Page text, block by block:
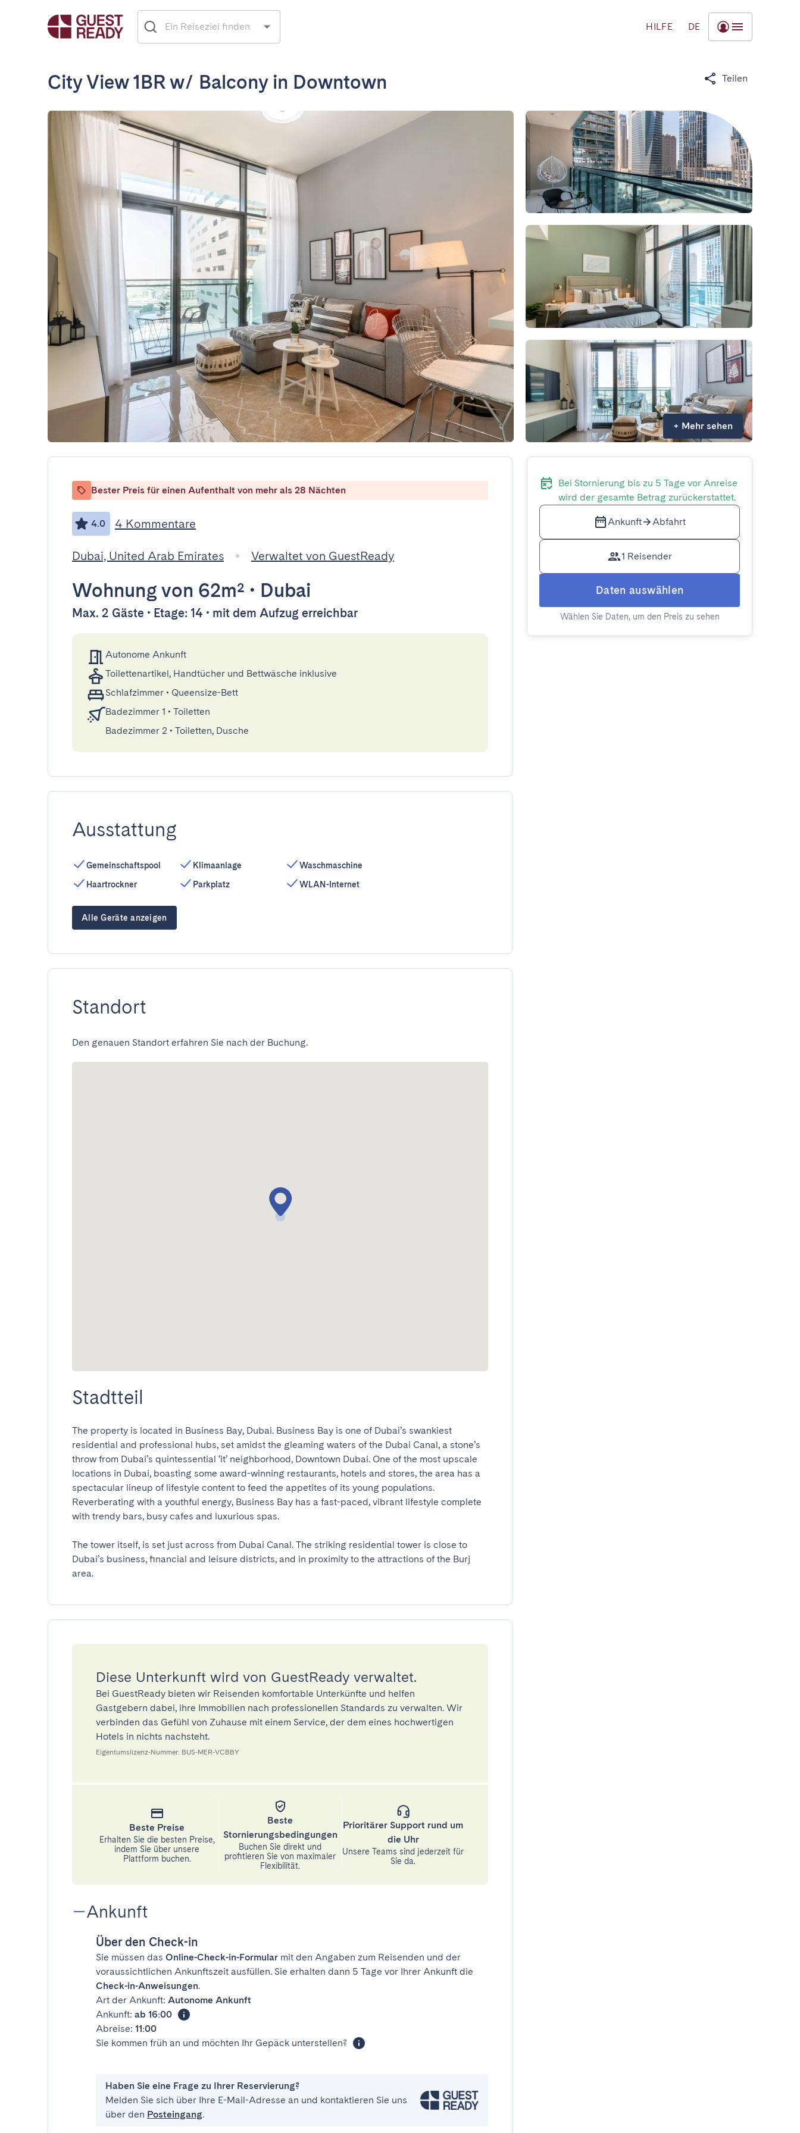
HILFE DE
City View 1BR w/ Balcony in Downtown Teilen
+ Mehr sehen
Bester Preis für einen Aufenthalt von mehr als 28 Nächten
4.0 4 Kommentare
Dubai, United Arab Emirates Verwaltet von GuestReady
Wohnungvon 62m² • Dubai
Max. 2 Gäste • Etage: 14 • mit dem Aufzug erreichbar
Autonome Ankunft
Toilettenartikel, Handtücher und Bettwäsche inklusive
Schlafzimmer • Queensize-Bett
Badezimmer 1 • Toiletten
Badezimmer 2 • Toiletten, Dusche
Ausstattung
Gemeinschaftspool
Haartrockner
Klimaanlage
Parkplatz
Waschmaschine
WLAN-Internet
Alle Geräte anzeigen
Standort
Den genauen Standort erfahren Sie nach der Buchung.
Stadtteil
The property is located in Business Bay, Dubai. Business Bay is one of Dubai’s swankiest
residential and professional hubs, set amidst the gleaming waters of the Dubai Canal, a stone’s
throw from Dubai’s quintessential ‘it’ neighborhood, Downtown Dubai. One of the most upscale
locations in Dubai, boasting some award-winning restaurants, hotels and stores, the area has a
spectacular lineup of lifestyle content to feed the appetites of its young populations.
Reverberating with a youthful energy, Business Bay has a fast-paced, vibrant lifestyle complete
with trendy bars, busy cafes and luxurious spas.
The tower itself, is set just across from Dubai Canal. The striking residential tower is close to
Dubai’s business, financial and leisure districts, and in proximity to the attractions of the Burj
area.
Diese Unterkunft wird von GuestReady verwaltet.
Bei GuestReady bieten wir Reisenden komfortable Unterkünfte und helfen
Gastgebern dabei, ihre Immobilien nach professionellen Standards zu verwalten. Wir
verbinden das Gefühl von Zuhause mit einem Service, der dem eines hochwertigen
Hotels in nichts nachsteht.
Eigentumslizenz-Nummer: BUS-MER-VCBBY
Beste Preise
Erhalten Sie die besten Preise,
indem Sie über unsere
Plattform buchen.
Beste
Stornierungsbedingungen
Buchen Sie direkt und
profitieren Sie von maximaler
Flexibilität.
Prioritärer Support rund um
die Uhr
Unsere Teams sind jederzeit für
Sie da.
Ankunft
Über den Check-in
Sie müssen das Online-Check-in-Formular mit den Angaben zum Reisenden und der
voraussichtlichen Ankunftszeit ausfüllen. Sie erhalten dann 5 Tage vor Ihrer Ankunft die
Check-in-Anweisungen.
Art der Ankunft: Autonome Ankunft
Ankunft: ab 16:00
Abreise: 11:00
Sie kommen früh an und möchten Ihr Gepäck unterstellen?
Haben Sie eine Frage zu Ihrer Reservierung?
Melden Sie sich über Ihre E-Mail-Adresse an und kontaktieren Sie uns
über den Posteingang.
Bei Stornierung bis zu 5 Tage vor Anreise
wird der gesamte Betrag zurückerstattet.
Ankunft Abfahrt
1 Reisender
Daten auswählen
Wählen Sie Daten, um den Preis zu sehen